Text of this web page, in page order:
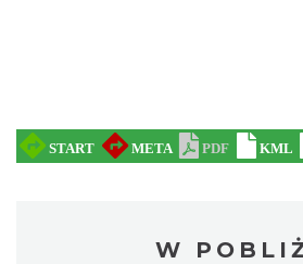
W